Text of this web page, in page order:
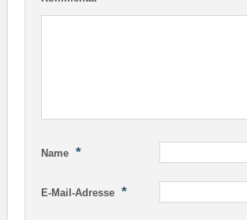
Name *
E-Mail-Adresse *